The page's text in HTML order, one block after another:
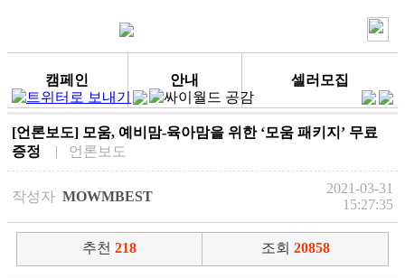
캠페인 안내 셀러모집
[언론보도] 모움, 예비맘-육아맘을 위한 ‘모움 패키지’ 무료
증정
| 언론보도
작성자 MOWMBEST
2021-03-31
15:27:35
추천 218 조회 20858